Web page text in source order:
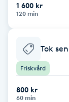
Klippning &
Klippning
1 600 kr
120 min
Tok
Friskvård
800 kr
60 min